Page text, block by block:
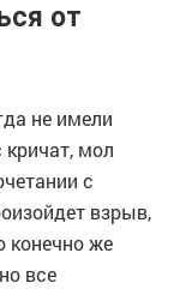
от
не имели
кричат, мол
с
взрыв,
конечно же
все